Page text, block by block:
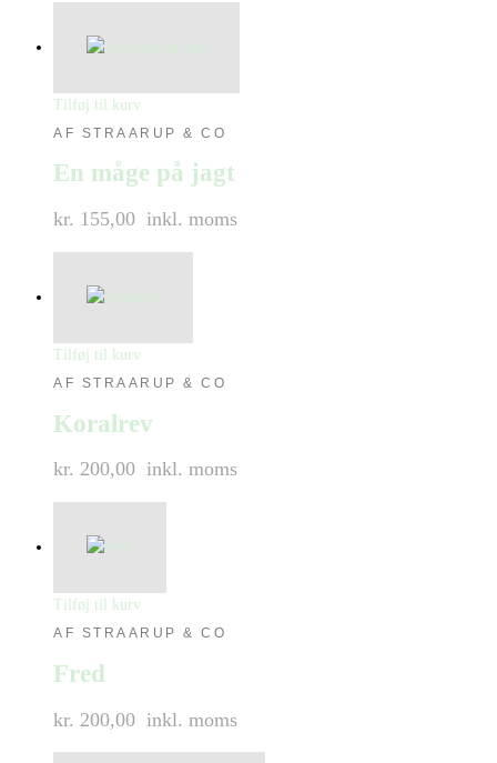
Tilføj til kurv
AF STRAARUP & CO
En måge på jagt
kr. 155,00 inkl. moms
Tilføj til kurv
AF STRAARUP & CO
Koralrev
kr. 200,00 inkl. moms
Tilføj til kurv
AF STRAARUP & CO
Fred
kr. 200,00 inkl. moms